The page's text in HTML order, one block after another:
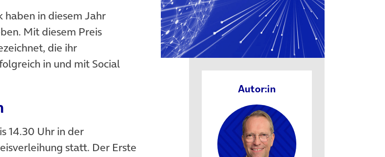
Tab)
haben in diesem Jahr
Mit diesem Preis
die ihr
in und mit Social
14.30 Uhr in der
Tab)
statt. Der Erste
Autor:in